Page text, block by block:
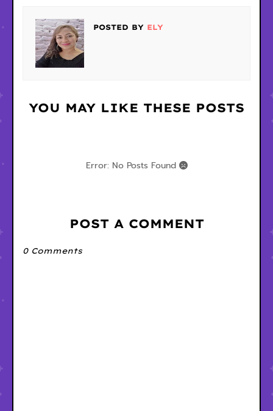
POSTED BY ELY
YOU MAY LIKE THESE POSTS
Error: No Posts Found
POST A COMMENT
0 Comments